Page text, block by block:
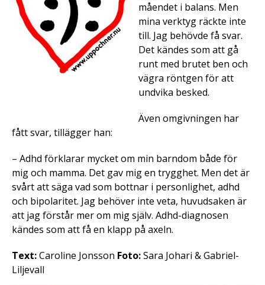
måendet i balans. Men
mina verktyg räckte inte
till. Jag behövde få svar.
Det kändes som att gå
runt med brutet ben och
vägra röntgen för att
undvika besked.
Även omgivningen har
fått svar, tillägger han:
– Adhd förklarar mycket om min barndom både för
mig och mamma. Det gav mig en trygghet. Men det är
svårt att säga vad som bottnar i personlighet, adhd
och bipolaritet. Jag behöver inte veta, huvudsaken är
att jag förstår mer om mig själv. Adhd-diagnosen
kändes som att få en klapp på axeln.
Text:Caroline Jonsson Foto:Sara Johari & Gabriel-
Liljevall